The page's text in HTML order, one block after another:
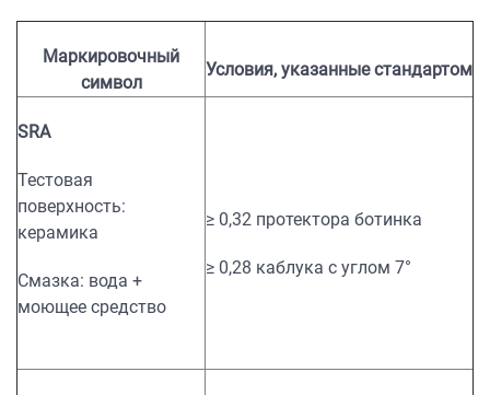
Маркировочный
символ
Условия, указанные стандартом
SRA
Тестовая
поверхность:
керамика
Смазка: вода +
моющее средство
≥ 0,32 протектора ботинка
≥ 0,28 каблука с углом 7°